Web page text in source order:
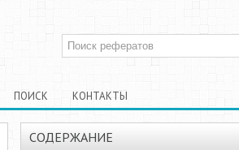
ПОИСК КОНТАКТЫ
СОДЕРЖАНИЕ